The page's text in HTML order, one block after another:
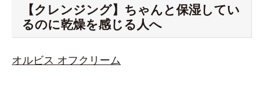
【クレンジング】ちゃんと保湿してい
るのに乾燥を感じる人へ
オルビス オフクリーム